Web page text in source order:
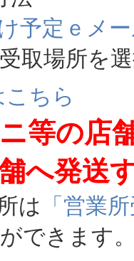
け予定ｅメ
取場所を
ちら
等の店
へ発送
は 「営業
できます